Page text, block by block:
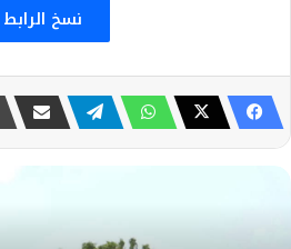
نسخ الرابط